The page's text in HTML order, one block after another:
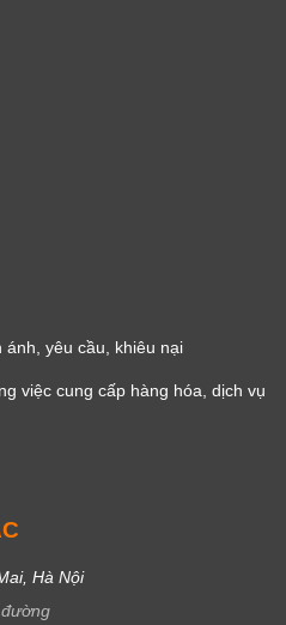
yêu cầu, khiêu nại
việc cung cấp hàng hóa, dịch vụ
Hà Nội